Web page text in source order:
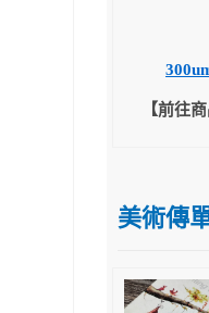
【前往商
美術傳